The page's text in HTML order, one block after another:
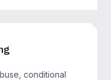
conditional